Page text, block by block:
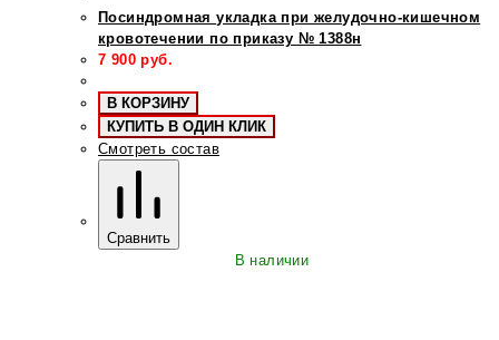
Посиндромная укладка при желудочно-кишечном
кровотечении по приказу № 1388н
7 900 руб.
В КОРЗИНУ
КУПИТЬ В ОДИН КЛИК
Смотреть состав
Сравнить
В наличии